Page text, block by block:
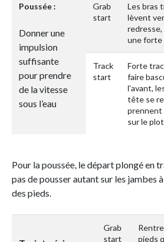
Poussée :
Donner une
impulsion
suffisante
pour prendre
de la vitesse
sous l’eau
Grab
start
Les bras
lèvent
une forte
Track
start
Forte
faire
l’avant,
tête se
prennent
sur le plot
Pour la poussée, le départ plongé en
pas de pousser autant sur les jambes
des pieds.
Grab
start
pieds